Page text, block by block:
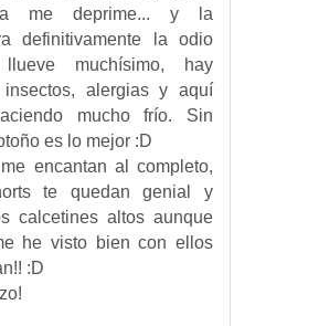
me deprime... y la
definitivamente la odio
llueve muchísimo, hay
insectos, alergias y aquí
mucho frío. Sin
es lo mejor :D
encantan al completo,
te quedan genial y
calcetines altos aunque
he visto bien con ellos
:D